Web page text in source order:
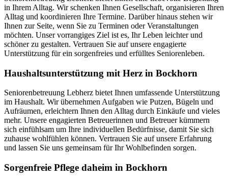
in Ihrem Alltag. Wir schenken Ihnen Gesellschaft, organisieren Ihren
Alltag und koordinieren Ihre Termine. Darüber hinaus stehen wir
Ihnen zur Seite, wenn Sie zu Terminen oder Veranstaltungen
möchten. Unser vorrangiges Ziel ist es, Ihr Leben leichter und
schöner zu gestalten. Vertrauen Sie auf unsere engagierte
Unterstützung für ein sorgenfreies und erfülltes Seniorenleben.
Haushalts­unterstützung mit Herz in Bockhorn
Seniorenbetreuung Lebherz bietet Ihnen umfassende Unterstützung
im Haushalt. Wir übernehmen Aufgaben wie Putzen, Bügeln und
Aufräumen, erleichtern Ihnen den Alltag durch Einkäufe und vieles
mehr. Unsere engagierten Betreuerinnen und Betreuer kümmern
sich einfühlsam um Ihre individuellen Bedürfnisse, damit Sie sich
zuhause wohlfühlen können. Vertrauen Sie auf unsere Erfahrung
und lassen Sie uns gemeinsam für Ihr Wohlbefinden sorgen.
Sorgenfreie Pflege daheim in Bockhorn